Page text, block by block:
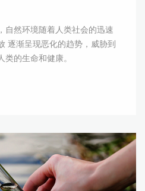
自然环境随着人类社会的迅速
逐渐呈现恶化的趋势，威胁到
类的生命和健康。